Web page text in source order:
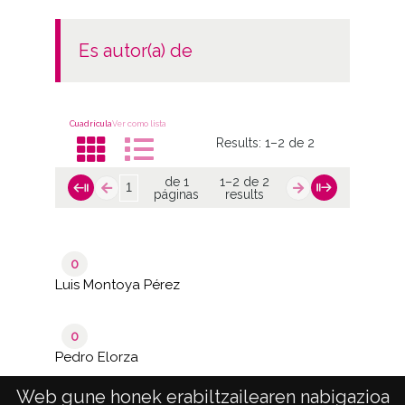
Web gune honek erabiltzailearen nabigazioa
es autor(a) de
CuadrículaVer como lista
Results:1–2 de 2
de 1
páginas
1–2 de 2
results
0
Luis Montoya Pérez
0
Pedro Elorza